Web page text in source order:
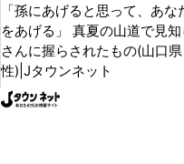
「孫にあげると思って、あな
をあげる」 真夏の山道で見
さんに握らされたもの(山口
性)|Jタウンネット